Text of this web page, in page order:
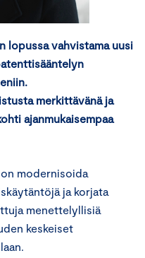
lopussa vahvistama uusi
merkittävänä ja
ajanmukaisempaa
modernisoida
ja korjata
menettelyllisiä
keskeiset